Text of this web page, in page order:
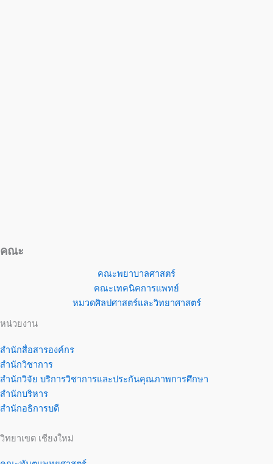
คณะ
คณะพยาบาลศาสตร์
คณะเทคนิคการแพทย์
หมวดศิลปศาสตร์และวิทยาศาสตร์
หน่วยงาน
สำนักสื่อสารองค์กร
สำนักวิชาการ
สำนักวิจัย บริการวิชาการและประกันคุณภาพการศึกษา
สำนักบริหาร
สำนักอธิการบดี
วิทยาเขต เชียงใหม่